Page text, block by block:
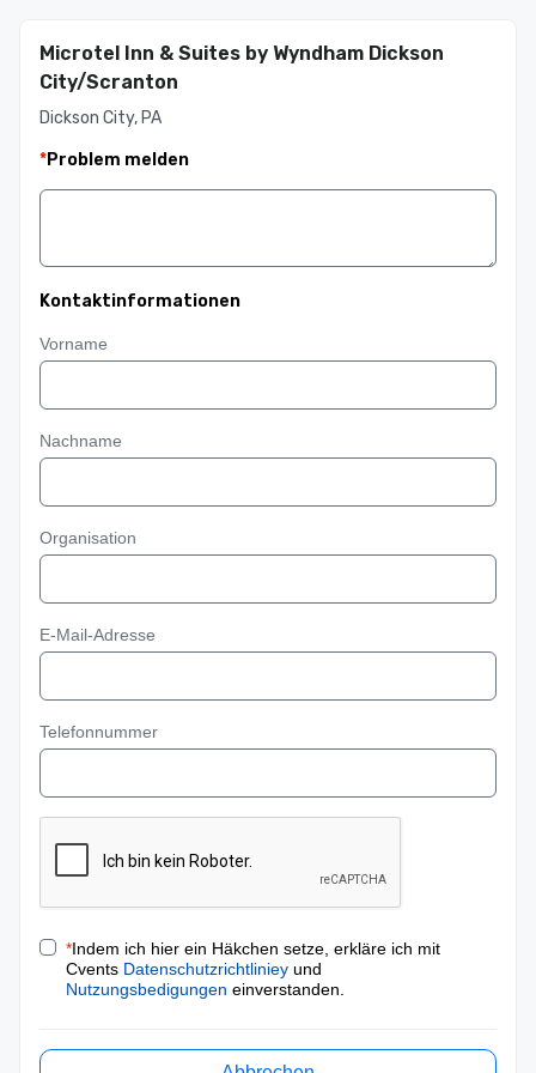
Microtel Inn & Suites by Wyndham Dickson
City/Scranton
Dickson City, PA
*Problem melden
Kontaktinformationen
Vorname
Nachname
Organisation
E-Mail-Adresse
Telefonnummer
*Indem ich hier ein Häkchen setze, erkläre ich mit
Cvents Datenschutzrichtliniey und
Nutzungsbedigungen einverstanden.